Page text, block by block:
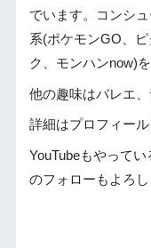
でいます。コンシ
系(ポケモンGO、
ク、モンハンnow)
他の趣味はバレエ
詳細はプロフィー
YouTubeもやって
のフォローもよろし